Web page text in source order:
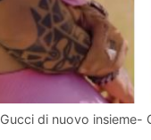
di nuovo